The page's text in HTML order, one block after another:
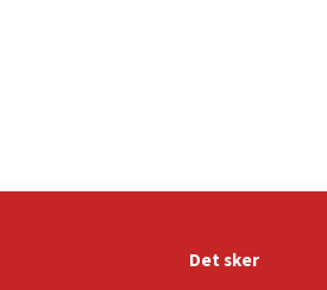
Det sker